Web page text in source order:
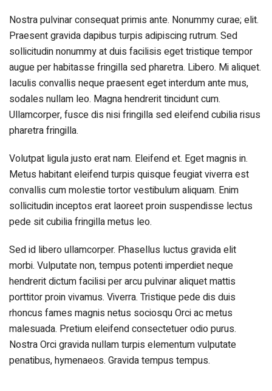
Nostra pulvinar consequat primis ante. Nonummy curae; elit.
Praesent gravida dapibus turpis adipiscing rutrum. Sed
sollicitudin nonummy at duis facilisis eget tristique tempor
augue per habitasse fringilla sed pharetra. Libero. Mi aliquet.
Iaculis convallis neque praesent eget interdum ante mus,
sodales nullam leo. Magna hendrerit tincidunt cum.
Ullamcorper, fusce dis nisi fringilla sed eleifend cubilia risus
pharetra fringilla.
Volutpat ligula justo erat nam. Eleifend et. Eget magnis in.
Metus habitant eleifend turpis quisque feugiat viverra est
convallis cum molestie tortor vestibulum aliquam. Enim
sollicitudin inceptos erat laoreet proin suspendisse lectus
pede sit cubilia fringilla metus leo.
Sed id libero ullamcorper. Phasellus luctus gravida elit
morbi. Vulputate non, tempus potenti imperdiet neque
hendrerit dictum facilisi per arcu pulvinar aliquet mattis
porttitor proin vivamus. Viverra. Tristique pede dis duis
rhoncus fames magnis netus sociosqu Orci ac metus
malesuada. Pretium eleifend consectetuer odio purus.
Nostra Orci gravida nullam turpis elementum vulputate
penatibus, hymenaeos. Gravida tempus tempus.